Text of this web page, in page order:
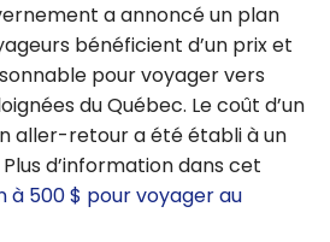
a annoncé un plan
bénéficient d’un prix et
pour voyager vers
du Québec. Le coût d’un
aller-retour a été établi à un
d’information dans cet
à 500 $ pour voyager au